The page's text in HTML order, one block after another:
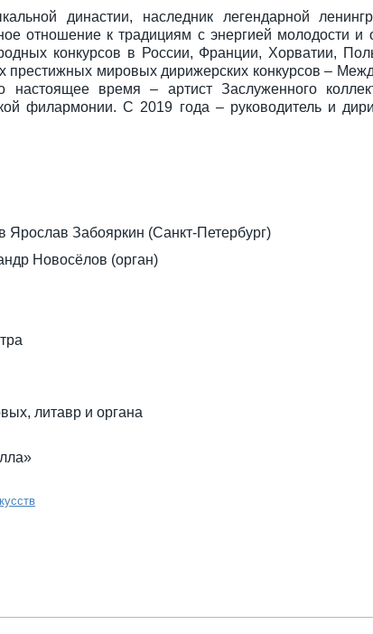
династии, наследник легендарной
отношение к традициям с энергией молодости и
конкурсов в России, Франции, Хорватии,
престижных мировых дирижерских конкурсов –
время – артист Заслуженного
филармонии. С 2019 года – руководитель и
Забояркин (Санкт-Петербург)
Новосёлов (орган)
литавр и органа